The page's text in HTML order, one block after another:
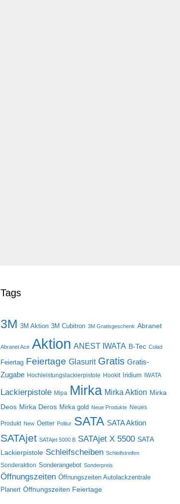
Tags
3M 3M Aktion 3M Cubitron 3M Gratisgeschenk Abranet
Abranet Ace Aktion ANEST IWATA B-Tec Colad
Feiertag Feiertage Glasurit Gratis Gratis-
Zugabe Hochleistungslackierpistole Hookit Iridium IWATA
Lackierpistole Mipa Mirka Mirka Aktion Mirka
Deos Mirka Deros Mirka gold Neue Produkte Neues
Produkt New Oetter Politur SATA SATA Aktion
SATAjet SATAjet 5000 B SATAjet X 5500 SATA
Lackierpistole Schleifscheiben Schleifstreifen
Sonderaktion Sonderangebot Sonderpreis
Öffnungszeiten Öffnungszeiten Autolackzentrale
Planert Öffnungszeiten Feiertage